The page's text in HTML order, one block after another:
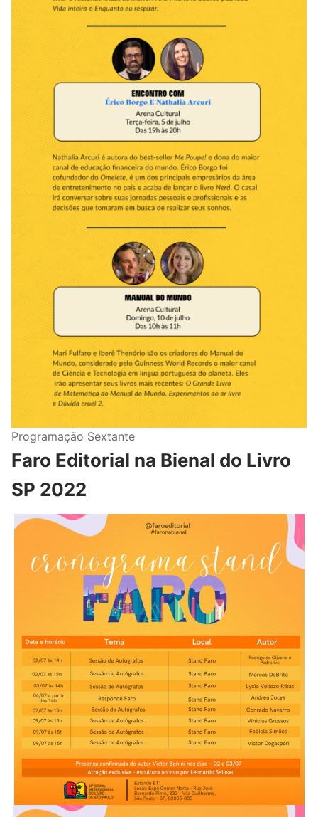
Programação Sextante
Faro Editorial na Bienal do Livro
SP 2022